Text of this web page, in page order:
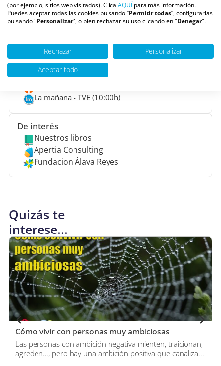
trabajar con todos los rangos de edad y tipos de
terapia.
Escúchanos en
Youtube
La mañana - TVE (10:00h)
De interés
Nuestros libros
Apertia Consulting
Fundacion Álava Reyes
Quizás te
interese...
Cómo vivir con personas muy ambiciosas
Las personas con ambición negativa mienten, traicionan,
agreden…, pero hay una ambición positiva que canaliza...
(por ejemplo, sitios web visitados). Clica AQUÍ para más información.
Puedes aceptar todas las cookies pulsando ‘’Permitir todas”, configurarlas
pulsando "Personalizar", o bien rechazar su uso clicando en "Denegar".
Rechazar
Personalizar
Aceptar todo